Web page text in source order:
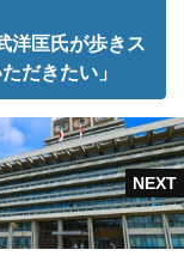
匡氏が歩きス
だきたい」